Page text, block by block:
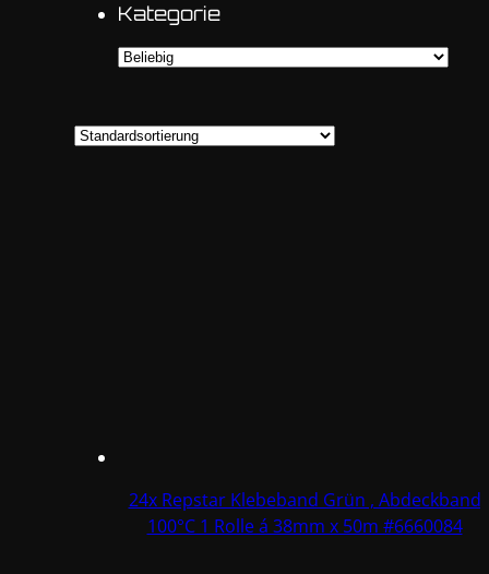
Kategorie
24x Repstar Klebeband Grün , Abdeckband
100°C 1 Rolle á 38mm x 50m #6660084